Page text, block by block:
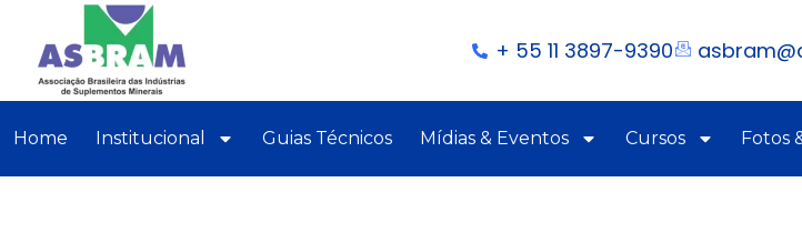
+ 55 11 3897-9390
Home Institucional Guias Técnicos Mídias & Eventos Cursos Fotos